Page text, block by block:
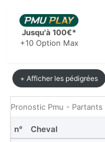
Jusqu'à 100€*
+10 Option Max
+ Afficher les pédigrées
Pronostic Pmu - Partants
n° Cheval